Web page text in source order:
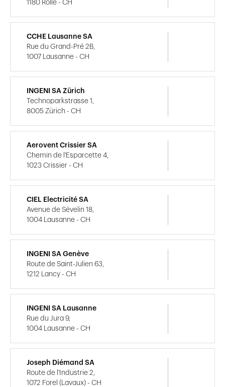
1180 Rolle - CH
CCHE Lausanne SA
Rue du Grand-Pré 2B,
1007 Lausanne - CH
INGENI SA Zürich
Technoparkstrasse 1,
8005 Zürich - CH
Aerovent Crissier SA
Chemin de l'Esparcette 4,
1023 Crissier - CH
CIEL Electricité SA
Avenue de Sévelin 18,
1004 Lausanne - CH
INGENI SA Genève
Route de Saint-Julien 63,
1212 Lancy - CH
INGENI SA Lausanne
Rue du Jura 9,
1004 Lausanne - CH
Joseph Diémand SA
Route de l'Industrie 2,
1072 Forel (Lavaux) - CH